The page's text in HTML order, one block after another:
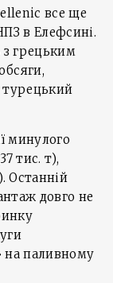
все ще
в Елефсині.
грецьким
минулого
тис. т),
Останній
довго не
на паливному